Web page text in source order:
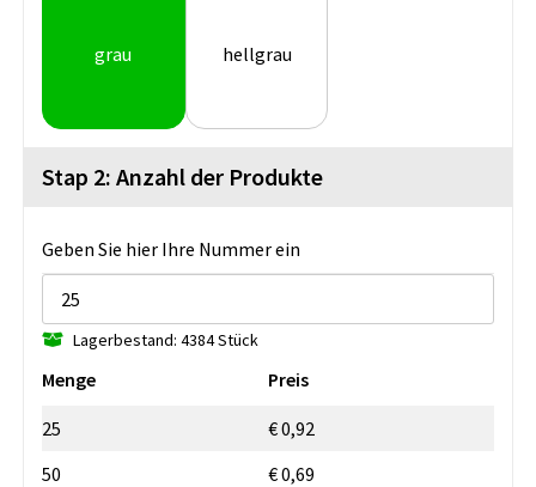
grau hellgrau
Stap 2: Anzahl der Produkte
Geben Sie hier Ihre Nummer ein
Lagerbestand: 4384 Stück
Menge Preis
25
€ 0,92
50
€ 0,69